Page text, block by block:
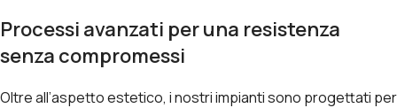
Processi avanzati per una resistenza
senza compromessi
Oltre all’aspetto estetico, i nostri impianti sono progettati per